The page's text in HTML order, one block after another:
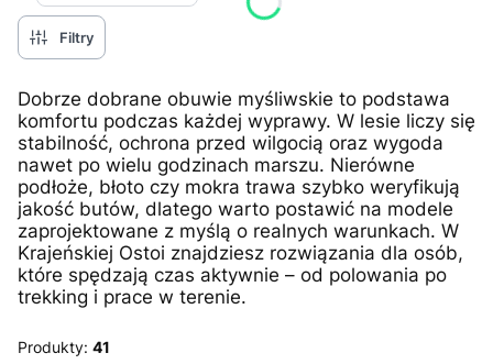
Filtry
Dobrze dobrane obuwie myśliwskie to podstawa
komfortu podczas każdej wyprawy. W lesie liczy się
stabilność, ochrona przed wilgocią oraz wygoda
nawet po wielu godzinach marszu. Nierówne
podłoże, błoto czy mokra trawa szybko weryfikują
jakość butów, dlatego warto postawić na modele
zaprojektowane z myślą o realnych warunkach. W
Krajeńskiej Ostoi znajdziesz rozwiązania dla osób,
które spędzają czas aktywnie – od polowania po
trekking i prace w terenie.
Produkty: 41